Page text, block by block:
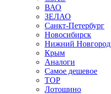
ВАО
ЗЕЛАО
Санкт-Петербург
Новосибирск
Нижний Новгород
Крым
Аналоги
Самое дешевое
TOP
Лотошино